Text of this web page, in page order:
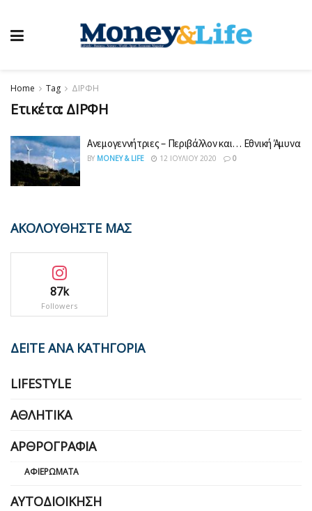
Home Tag ΔΙΡΦΗ
Ετικέτα: ΔΙΡΦΗ
Ανεμογεννήτριες – Περιβάλλον και… Εθνική Άμυνα
BY MONEY & LIFE 12 ΙΟΥΛΊΟΥ 2020 0
ΑΚΟΛΟΥΘΗΣΤΕ ΜΑΣ
87k
Followers
ΔΕΙΤΕ ΑΝΑ ΚΑΤΗΓΟΡΙΑ
LIFESTYLE
ΑΘΛΗΤΙΚΆ
ΑΡΘΡΟΓΡΑΦΊΑ
ΑΦΙΕΡΏΜΑΤΑ
ΑΥΤΟΔΙΟΊΚΗΣΗ